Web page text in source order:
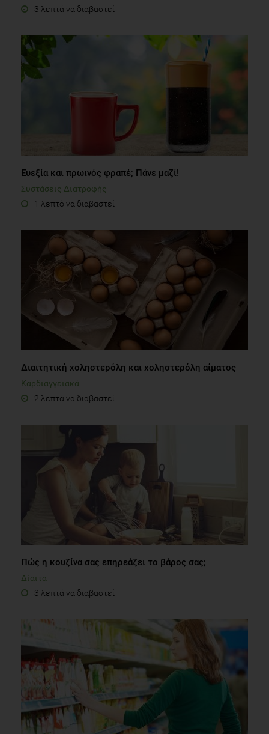
3 λεπτά να διαβαστεί
Ευεξία και πρωινός φραπέ; Πάνε μαζί!
Συστάσεις Διατροφής
1 λεπτό να διαβαστεί
Διαιτητική χοληστερόλη και χοληστερόλη αίματος
Καρδιαγγειακά
2 λεπτά να διαβαστεί
Πώς η κουζίνα σας επηρεάζει το βάρος σας;
Δίαιτα
3 λεπτά να διαβαστεί